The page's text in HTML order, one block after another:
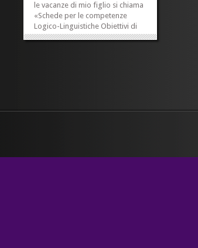
le vacanze di mio figlio si chiama
«Schede per le competenze
Logico-Linguistiche Obiettivi di
apprendimento Traguardi di